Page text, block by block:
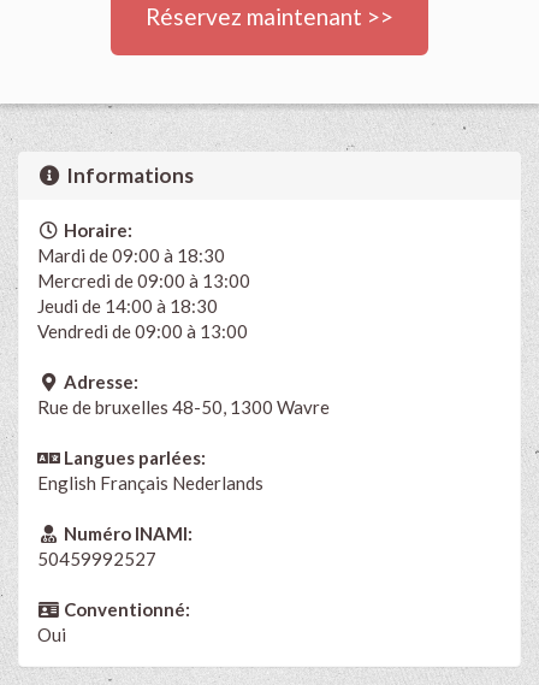
Réservez maintenant >>
Informations
Horaire:
Mardi de 09:00 à 18:30
Mercredi de 09:00 à 13:00
Jeudi de 14:00 à 18:30
Vendredi de 09:00 à 13:00
Adresse:
Rue de bruxelles 48-50, 1300 Wavre
Langues parlées:
English Français Nederlands
Numéro INAMI:
50459992527
Conventionné:
Oui